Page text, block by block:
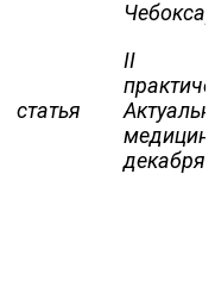
статья
II